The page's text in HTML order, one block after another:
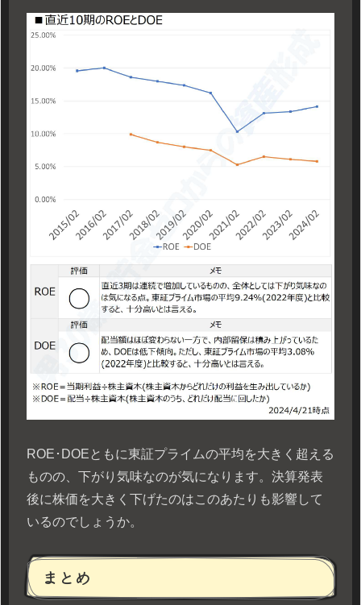
ROE･DOEともに東証プライムの平均を大きく超える
ものの、下がり気味なのが気になります。決算発表
後に株価を大きく下げたのはこのあたりも影響して
いるのでしょうか。
まとめ